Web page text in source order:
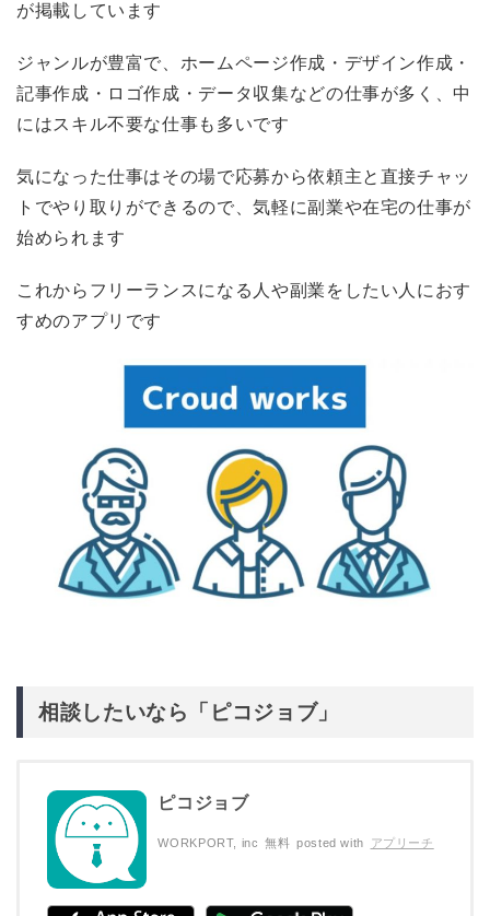
が掲載しています
ジャンルが豊富で、ホームページ作成・デザイン作成・
記事作成・ロゴ作成・データ収集などの仕事が多く、中
にはスキル不要な仕事も多いです
気になった仕事はその場で応募から依頼主と直接チャッ
トでやり取りができるので、気軽に副業や在宅の仕事が
始められます
これからフリーランスになる人や副業をしたい人におす
すめのアプリです
相談したいなら「ピコジョブ」
ピコジョブ
WORKPORT, inc 無料 posted with アプリーチ